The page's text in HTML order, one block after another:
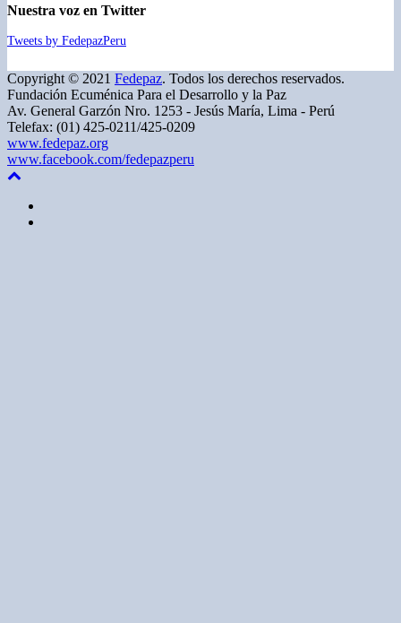
Nuestra voz en Twitter
Tweets by FedepazPeru
Copyright © 2021 Fedepaz. Todos los derechos reservados.
Fundación Ecuménica Para el Desarrollo y la Paz
Av. General Garzón Nro. 1253 - Jesús María, Lima - Perú
Telefax: (01) 425-0211/425-0209
www.fedepaz.org
www.facebook.com/fedepazperu